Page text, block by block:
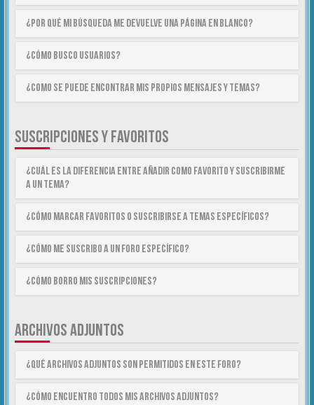
¿Por qué mi búsqueda me devuelve una página en blanco?
¿Cómo busco usuarios?
¿Como se puede encontrar mis propios mensajes y temas?
SUSCRIPCIONES Y FAVORITOS
¿Cuál es la diferencia entre añadir como Favorito y suscribirme
a un tema?
¿Cómo marcar Favoritos o suscribirse a temas específicos?
¿Cómo me suscribo a un foro específico?
¿Cómo borro mis suscripciones?
ARCHIVOS ADJUNTOS
¿Qué archivos adjuntos son permitidos en este foro?
¿Cómo encuentro todos mis archivos adjuntos?